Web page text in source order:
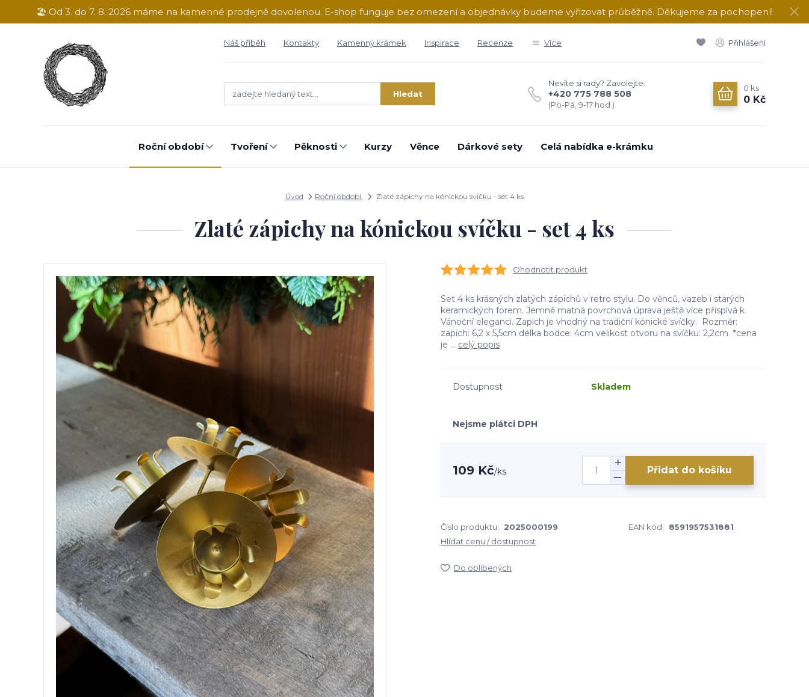
🏖️ Od 3. do 7. 8. 2026 máme na kamenné prodejně dovolenou. E-shop funguje bez omezení a objednávky budeme vyřizovat průběžně. Děkujeme za pochopení!
Náš příběh Kontakty Kamenný krámek Inspirace Recenze Více Přihlášení
Hledat
Nevíte si rady? Zavolejte.
+420 775 788 508
(Po-Pá, 9-17 hod.)
0 ks
0 Kč
Roční období Tvoření Pěknosti Kurzy Věnce Dárkové sety Celá nabídka e-krámku
Úvod Roční období Zlaté zápichy na kónickou svíčku - set 4 ks
Zlaté zápichy na kónickou svíčku - set 4 ks
Ohodnotit produkt
Set 4 ks krásných zlatých zápichů v retro stylu. Do věnců, vazeb i starých
keramických forem. Jemně matná povrchová úprava ještě více přispívá k
Vánoční eleganci. Zapich je vhodný na tradiční kónické svíčky. Rozměr:
zapich: 6,2 x 5,5cm délka bodce: 4cm velikost otvoru na svíčku: 2,2cm *cena
je ... celý popis
Dostupnost Skladem
Nejsme plátci DPH
109 Kč/ks Přidat do košíku
Číslo produktu: 2025000199 EAN kód:
8591957531881
Hlídat cenu / dostupnost
Do oblíbených